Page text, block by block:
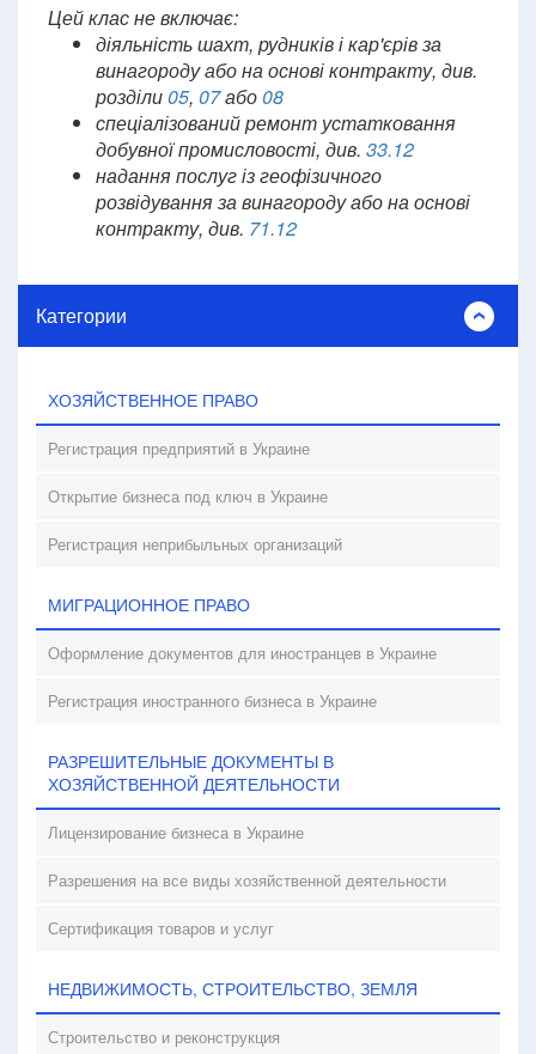
Цей клас не включає:
діяльність шахт, рудників і кар'єрів за
винагороду або на основі контракту, див.
розділи05, 07або08
спеціалізований ремонт устатковання
добувної промисловості, див. 33.12
надання послуг із геофізичного
розвідування за винагороду або на основі
контракту, див. 71.12
Категории
ХОЗЯЙСТВЕННОЕ ПРАВО
Регистрация предприятий в Украине
Открытие бизнеса под ключ в Украине
Регистрация неприбыльных организаций
МИГРАЦИОННОЕ ПРАВО
Оформление документов для иностранцев в Украине
Регистрация иностранного бизнеса в Украине
РАЗРЕШИТЕЛЬНЫЕ ДОКУМЕНТЫ В
ХОЗЯЙСТВЕННОЙ ДЕЯТЕЛЬНОСТИ
Лицензирование бизнеса в Украине
Разрешения на все виды хозяйственной деятельности
Сертификация товаров и услуг
НЕДВИЖИМОСТЬ, СТРОИТЕЛЬСТВО, ЗЕМЛЯ
Строительство и реконструкция